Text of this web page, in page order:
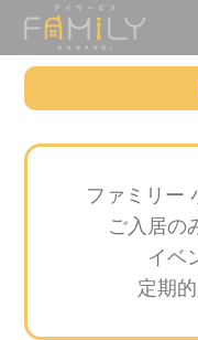
ファミリー
ご入居の
イベ
定期